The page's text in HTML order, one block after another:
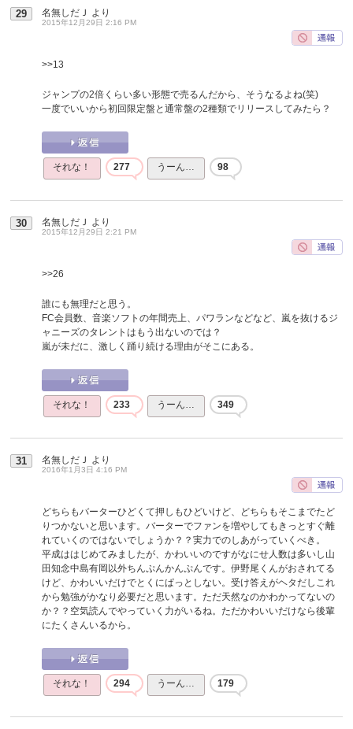
29 名無しだＪ より
2015年12月29日 2:16 PM
>>13
ジャンプの2倍くらい多い形態で売るんだから、そうなるよね(笑)
一度でいいから初回限定盤と通常盤の2種類でリリースしてみたら？
それな！ 277 うーん… 98
30 名無しだＪ より
2015年12月29日 2:21 PM
>>26
誰にも無理だと思う。
FC会員数、音楽ソフトの年間売上、パワランなどなど、嵐を抜けるジ
ャニーズのタレントはもう出ないのでは？
嵐が未だに、激しく踊り続ける理由がそこにある。
それな！ 233 うーん… 349
31 名無しだＪ より
2016年1月3日 4:16 PM
どちらもバーターひどくて押しもひどいけど、どちらもそこまでたど
りつかないと思います。バーターでファンを増やしてもきっとすぐ離
れていくのではないでしょうか？？実力でのしあがっていくべき。
平成ははじめてみましたが、かわいいのですがなにせ人数は多いし山
田知念中島有岡以外ちんぷんかんぷんです。伊野尾くんがおされてる
けど、かわいいだけでとくにぱっとしない。受け答えがヘタだしこれ
から勉強がかなり必要だと思います。ただ天然なのかわかってないの
か？？空気読んでやっていく力がいるね。ただかわいいだけなら後輩
にたくさんいるから。
それな！ 294 うーん… 179